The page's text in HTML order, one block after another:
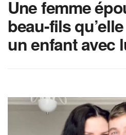
Une femme
beau-fils
un enfant avec